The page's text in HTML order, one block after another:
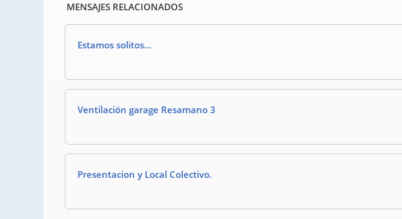
MENSAJES RELACIONADOS
Estamos solitos...
Ventilación garage Resamano 3
Presentacion y Local Colectivo.